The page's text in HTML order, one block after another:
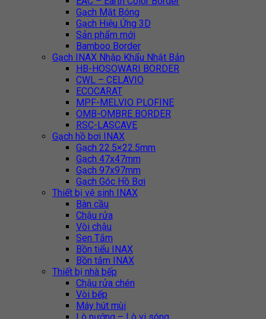
Gạch Mặt Bóng
Gạch Hiệu Ứng 3D
Sản phẩm mới
Bamboo Border
Gạch INAX Nhập Khẩu Nhật Bản
HB-HOSOWARI BORDER
CWL – CELAVIO
ECOCARAT
MPF-MELVIO PLOFINE
OMB-OMBRE BORDER
RSC-LASCAVE
Gạch hồ bơi INAX
Gạch 22.5×22.5mm
Gạch 47x47mm
Gạch 97x97mm
Gạch Góc Hồ Bơi
Thiết bị vệ sinh INAX
Bàn cầu
Chậu rửa
Vòi chậu
Sen Tắm
Bồn tiểu INAX
Bồn tắm INAX
Thiết bị nhà bếp
Chậu rửa chén
Vòi bếp
Máy hút mùi